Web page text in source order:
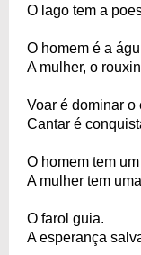
O lago tem a
O homem é a
A mulher, o
Voar é dominar o
Cantar é
O homem tem
A mulher tem
O farol guia.
A esperança